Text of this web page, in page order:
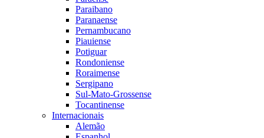
Paraibano
Paranaense
Pernambucano
Piauiense
Potiguar
Rondoniense
Roraimense
Sergipano
Sul-Mato-Grossense
Tocantinense
Internacionais
Alemão